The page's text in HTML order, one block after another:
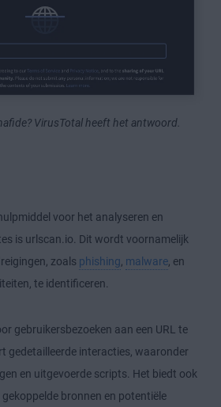
VirusTotal heeft het antwoord.
voor het analyseren en
is urlscan.io. Dit wordt voornamelijk
zoals phishing malware , en
te identificeren.
gebruikersbezoeken aan een URL te
gedetailleerde interacties, waaronder
en uitgevoerde scripts. Het biedt ook
bronnen en potentiële